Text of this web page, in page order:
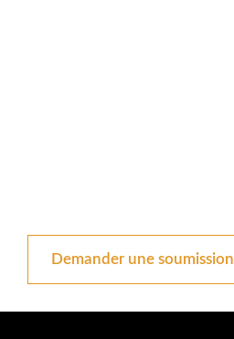
Demander une soumission